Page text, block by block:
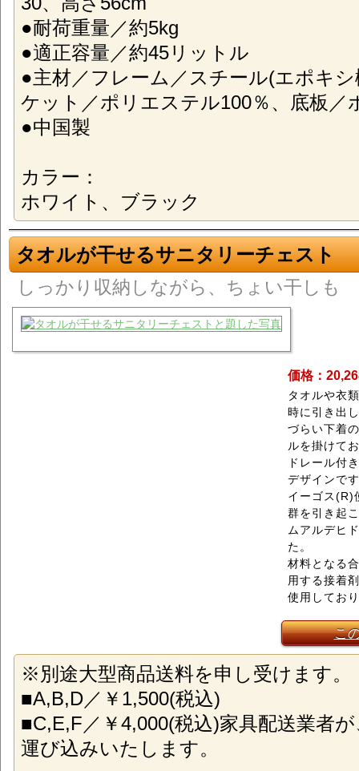
●耐荷重量／約5kg
●適正容量／約45リットル
●主材／フレーム／スチール(エポキ
ケット／ポリエステル100％、底板／
●中国製
カラー：
ホワイト、ブラック
タオルが干せるサニタリーチェスト
しっかり収納しながら、ちょい干しも
価格：
タオルや衣
時に引き出
づらい下着
ルを掛けて
ドレール付
デザインで
イーゴス(R)
群を引き起
ムアルデヒ
た。
材料となる
用する接着
使用してお
こ
※別途大型商品送料を申し受けます。
■A,B,D／￥1,500(税込)
■C,E,F／￥4,000(税込)家具配送業者
運び込みいたします。